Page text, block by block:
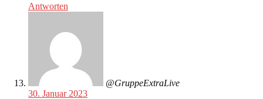
Antworten
@GruppeExtraLive
30. Januar 2023